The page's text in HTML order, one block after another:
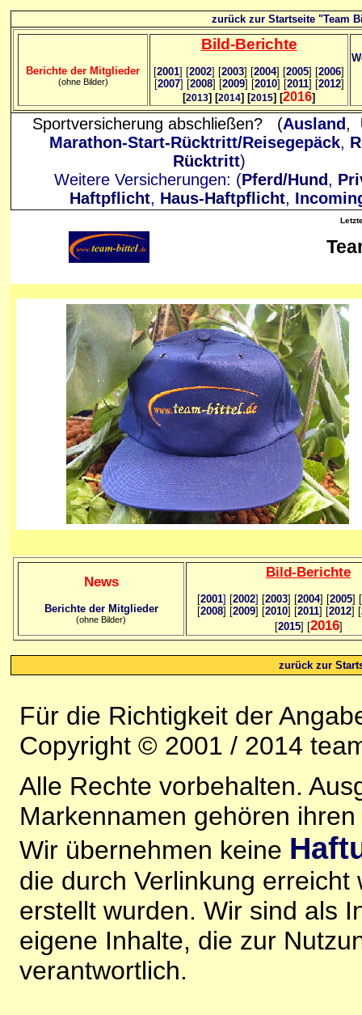
zurück zur Startseite "Team
Berichte der Mitglieder
(ohne Bilder)
Bild-Berichte
[2001] [2002] [2003] [2004] [2005] [2006]
[2007] [2008] [2009] [2010] [2011] [2012]
[2013] [2014] [2015] [2016]
Sportversicherung abschließen? (Ausland,
Marathon-Start-Rücktritt/Reisegepäck,
Rücktritt)
Weitere Versicherungen: (Pferd/Hund,
Haftpflicht, Haus-Haftpflicht,
News
Berichte der Mitglieder
(ohne Bilder)
Bild-Berichte
[2001] [2002] [2003] [2004] [2005] [
[2008] [2009] [2010] [2011] [2012] [
[2015] [2016]
zurück zur
Für die Richtigkeit der
Copyright © 2001 / 2014
Alle Rechte vorbehalten.
Markennamen gehören
Wir übernehmen keine
die durch Verlinkung
erstellt wurden. Wir sind als
eigene Inhalte, die zur
verantwortlich.